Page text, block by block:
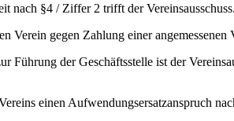
nach §4 / Ziffer 2 trifft der
Verein gegen Zahlung einer
Führung der Geschäftsstelle ist der
einen Aufwendungsersatzanspruch